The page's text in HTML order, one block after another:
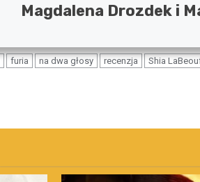
Magdalena Drozdek i
furia na dwa głosy recenzja Shia